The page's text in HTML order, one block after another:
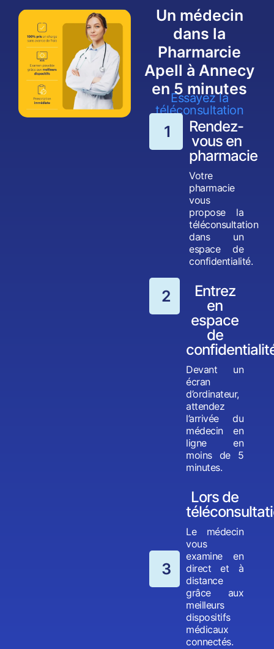
Un médecin
dans la
Pharmarcie
Apell à Annecy
en 5 minutes
Essayez la
téléconsultation
1
Rendez-
vous en
pharmacie
Votre
pharmacie
vous
propose la
téléconsultation
dans un
espace de
confidentialité.
2
Entrez
en
espace
de
Devant un
écran
d’ordinateur,
attendez
l’arrivée du
médecin en
ligne en
moins de 5
minutes.
3
Lors de
Le médecin
vous
examine en
direct et à
distance
grâce aux
meilleurs
dispositifs
médicaux
connectés.